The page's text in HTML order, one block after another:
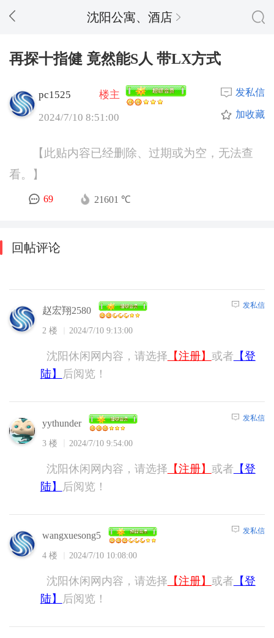
沈阳公寓、酒店
再探十指健 竟然能S人 带LX方式
pc1525
楼主
2024/7/10 8:51:00
发私信
加收藏
【此贴内容已经删除、过期或为空，无法查
看。】
69 21601 ℃
回帖评论
赵宏翔2580
2 楼 2024/7/10 9:13:00
发私信
沈阳休闲网内容，请选择 【注册】 或者 【登
陆】
后阅览！
yythunder
3 楼 2024/7/10 9:54:00
发私信
沈阳休闲网内容，请选择 【注册】 或者 【登
陆】
后阅览！
wangxuesong5
4 楼 2024/7/10 10:08:00
发私信
沈阳休闲网内容，请选择 【注册】 或者 【登
陆】
后阅览！